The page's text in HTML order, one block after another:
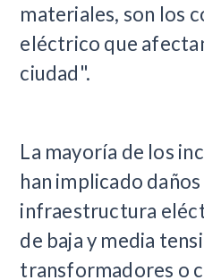
materiales, son los
eléctrico que
ciudad".
La mayoría de los
han implicado
infraestructura
de baja y media
transformadores o